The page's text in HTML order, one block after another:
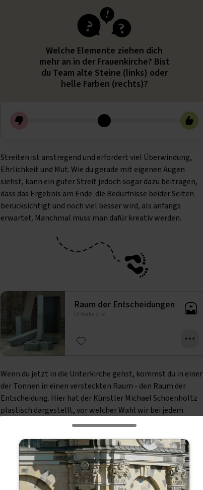
Welche Elemente ziehen dich
mehr an in der Frauenkirche? Bist
du Team alte Steine (links) oder
helle Farben (rechts)?
Streiten ist anstregend und erfordert viel Überwindung,
Ehrlichkeit und Mut. Wie du gerade mit eigenen Augen
siehst, kann ein guter Streit jedoch sogar dazu beitragen,
dass das Ergebnis am Ende die Bedürfnisse beider Seiten
berücksichtigt und noch viel besser wird, als anfangs
erwartet. Manchmal muss man dafür kreativ werden.
Raum der Entscheidungen
Unterkirche
Wenn du jetzt in die Unterkirche gehst, kommst du in einer
der Tonnen in einen versteckten Raum - den Raum der
Entscheidung. Hier hat der Künstler Michael Schoenholtz
plastisch dargestellt, vor welcher Wahl wir bei jedem
Konflikt stehen: versuchen wir mit allen Mitteln unseren
und sind bereit unsere Standpunkte zu ändern, wenn sich
andere Wege auftun?
Kannst du dich daran erinnern, wann du das letzte Mal deine